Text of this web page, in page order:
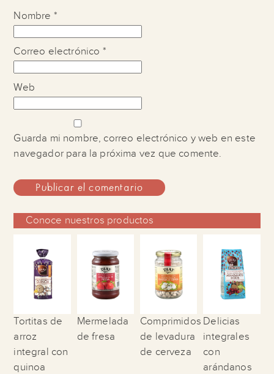
Nombre *
Correo electrónico *
Web
Guarda mi nombre, correo electrónico y web en este
navegador para la próxima vez que comente.
Conoce nuestros productos
Tortitas de
arroz
integral con
quinoa
Mermelada
de fresa
Comprimidos
de levadura
de cerveza
Delicias
integrales
con
arándanos